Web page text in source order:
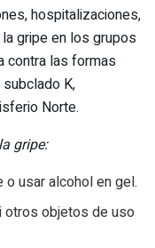
hospitalizaciones,
gripe en los grupos
contra las formas
K,
Norte.
gripe:
usar alcohol en gel.
otros objetos de uso